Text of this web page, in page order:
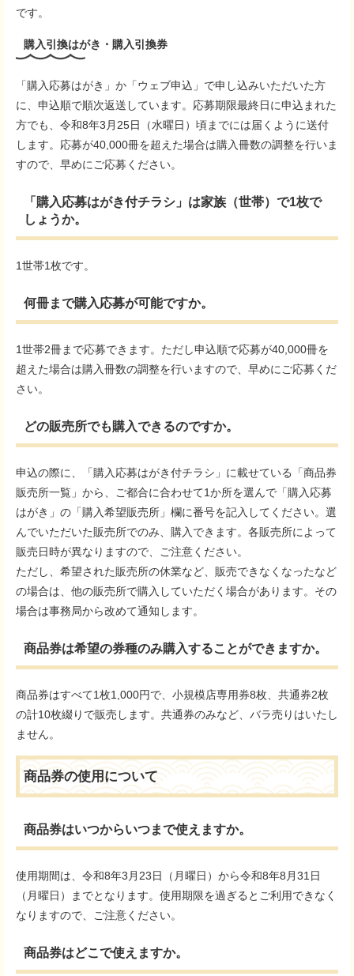
です。
購入引換はがき・購入引換券
「購入応募はがき」か「ウェブ申込」で申し込みいただいた方
に、申込順で順次返送しています。応募期限最終日に申込まれた
方でも、令和8年3月25日（水曜日）頃までには届くように送付
します。応募が40,000冊を超えた場合は購入冊数の調整を行いま
すので、早めにご応募ください。
「購入応募はがき付チラシ」は家族（世帯）で1枚で
しょうか。
1世帯1枚です。
何冊まで購入応募が可能ですか。
1世帯2冊まで応募できます。ただし申込順で応募が40,000冊を
超えた場合は購入冊数の調整を行いますので、早めにご応募くだ
さい。
どの販売所でも購入できるのですか。
申込の際に、「購入応募はがき付チラシ」に載せている「商品券
販売所一覧」から、ご都合に合わせて1か所を選んで「購入応募
はがき」の「購入希望販売所」欄に番号を記入してください。選
んでいただいた販売所でのみ、購入できます。各販売所によって
販売日時が異なりますので、ご注意ください。
ただし、希望された販売所の休業など、販売できなくなったなど
の場合は、他の販売所で購入していただく場合があります。その
場合は事務局から改めて通知します。
商品券は希望の券種のみ購入することができますか。
商品券はすべて1枚1,000円で、小規模店専用券8枚、共通券2枚
の計10枚綴りで販売します。共通券のみなど、バラ売りはいたし
ません。
商品券の使用について
商品券はいつからいつまで使えますか。
使用期間は、令和8年3月23日（月曜日）から令和8年8月31日
（月曜日）までとなります。使用期限を過ぎるとご利用できなく
なりますので、ご注意ください。
商品券はどこで使えますか。